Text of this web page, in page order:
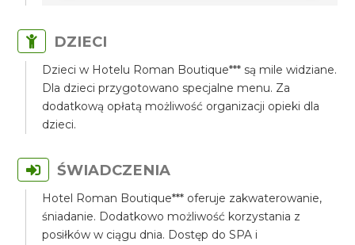
DZIECI
Dzieci w Hotelu Roman Boutique*** są mile widziane.
Dla dzieci przygotowano specjalne menu. Za
dodatkową opłatą możliwość organizacji opieki dla
dzieci.
ŚWIADCZENIA
Hotel Roman Boutique*** oferuje zakwaterowanie,
śniadanie. Dodatkowo możliwość korzystania z
posiłków w ciągu dnia. Dostęp do SPA i